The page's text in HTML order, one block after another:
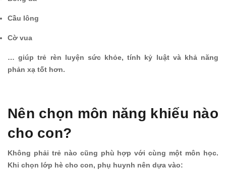
Cầu lông
Cờ vua
… giúp trẻ rèn luyện sức khỏe, tính kỷ luật và khả năng
phản xạ tốt hơn.
Nên chọn môn năng khiếu nào
cho con?
Không phải trẻ nào cũng phù hợp với cùng một môn học.
Khi chọn lớp hè cho con, phụ huynh nên dựa vào: